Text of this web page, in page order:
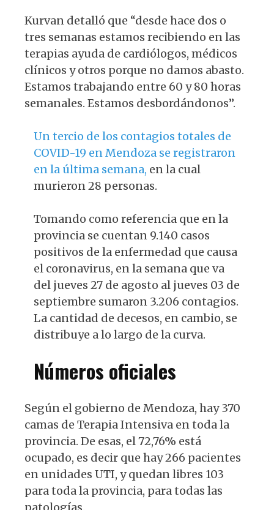
Kurvan detalló que “desde hace dos o
tres semanas estamos recibiendo en las
terapias ayuda de cardiólogos, médicos
clínicos y otros porque no damos abasto.
Estamos trabajando entre 60 y 80 horas
semanales. Estamos desbordándonos”.
Un tercio de los contagios totales de
COVID-19 en Mendoza se registraron
en la última semana, en la cual
murieron 28 personas.
Tomando como referencia que en la
provincia se cuentan 9.140 casos
positivos de la enfermedad que causa
el coronavirus, en la semana que va
del jueves 27 de agosto al jueves 03 de
septiembre sumaron 3.206 contagios.
La cantidad de decesos, en cambio, se
distribuye a lo largo de la curva.
Números oficiales
Según el gobierno de Mendoza, hay 370
camas de Terapia Intensiva en toda la
provincia. De esas, el 72,76% está
ocupado, es decir que hay 266 pacientes
en unidades UTI, y quedan libres 103
para toda la provincia, para todas las